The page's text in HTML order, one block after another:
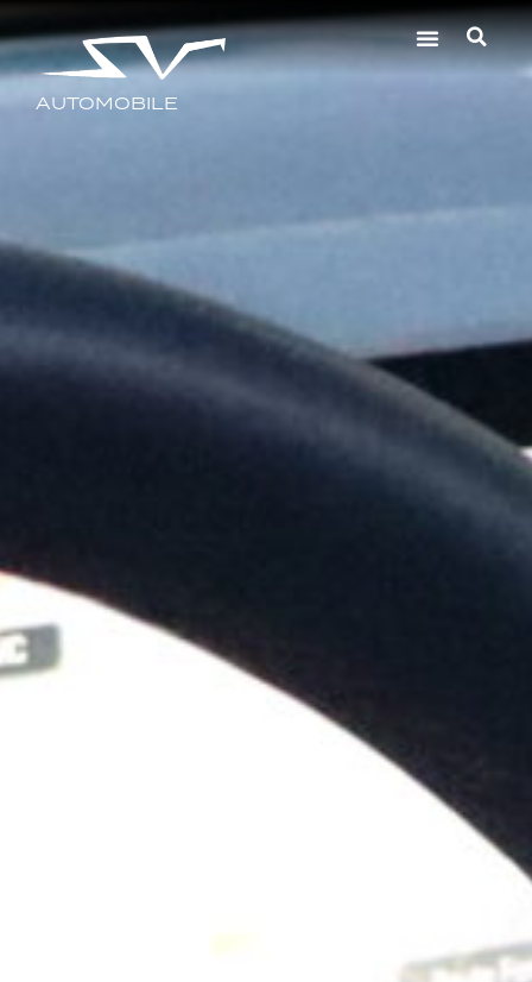
AUTOMOBILE